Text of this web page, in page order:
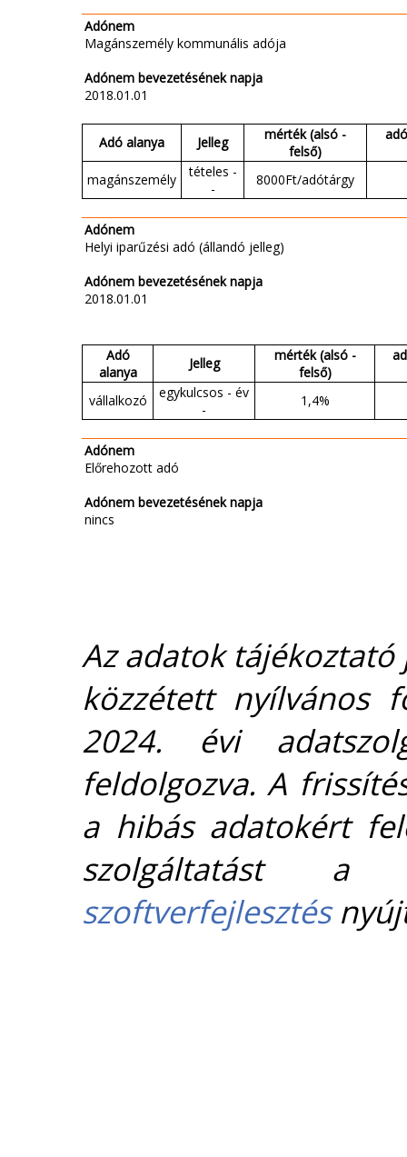
Adónem
Magánszemély kommunális adója
Adónem bevezetésének napja
2018.01.01
Adó alanya Jelleg
mérték (alsó -
felső)
magánszemély
tételes -
-
8000Ft/adótárgy
Adónem
Helyi iparűzési adó (állandó jelleg)
Adónem bevezetésének napja
2018.01.01
Adó
alanya
Jelleg
mérték (alsó -
felső)
vállalkozó
egykulcsos - év
-
1,4%
Adónem
Előrehozott adó
Adónem bevezetésének napja
nincs
Az adatok
közzétett nyílvános
2024. évi
feldolgozva. A
a hibás adatokért
szolgáltatást
szoftverfejlesztés